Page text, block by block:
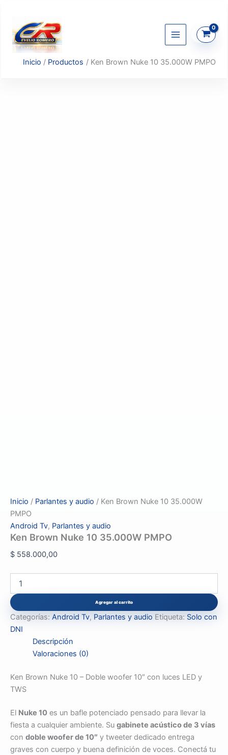
contenido
Inicio Productos Ken Brown Nuke 10 35.000W PMPO
Inicio / Parlantes y audio / Ken Brown Nuke 10 35.000W
PMPO
Android Tv, Parlantes y audio
Ken Brown Nuke 10 35.000W PMPO
$ 558.000,00
Brown
Nuke
10
35.000W
PMPO
cantidad
Agregar al carrito
Categorías: Android Tv, Parlantes y audio Etiqueta: Solo con
DNI
Descripción
Valoraciones (0)
Ken Brown Nuke 10 – Doble woofer 10″ con luces LED y
TWS
El Nuke 10 es un bafle potenciado pensado para llevar la
fiesta a cualquier ambiente. Su gabinete acústico de 3 vías
con doble woofer de 10″ y tweeter dedicado entrega
graves con cuerpo y buena definición de voces. Conectá tu